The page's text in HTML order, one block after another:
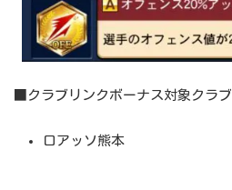
■クラブリンクボーナス対象クラブ
ロアッソ熊本